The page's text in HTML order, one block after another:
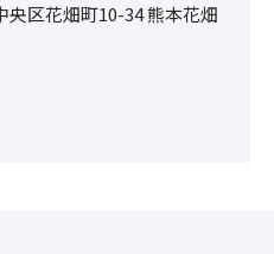
央区花畑町10-34 熊本花畑